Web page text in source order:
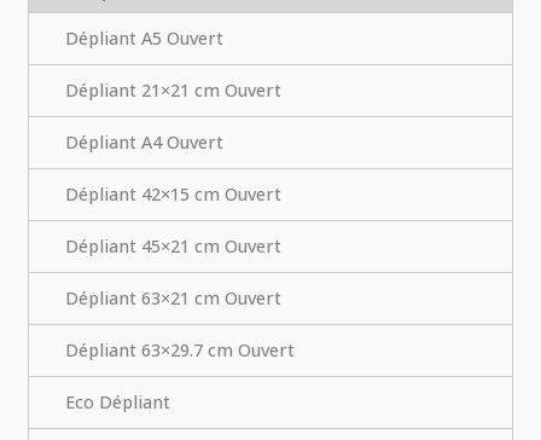
Dépliant A5 Ouvert
Dépliant 21×21 cm Ouvert
Dépliant A4 Ouvert
Dépliant 42×15 cm Ouvert
Dépliant 45×21 cm Ouvert
Dépliant 63×21 cm Ouvert
Dépliant 63×29.7 cm Ouvert
Eco Dépliant